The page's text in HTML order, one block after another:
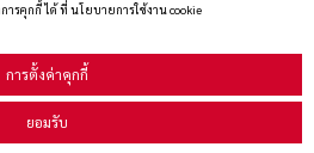
รคุกกี้ ได้ ที่ นโยบายการใช้งาน cookie
การตั้งค่าคุกกี้
ยอมรับ